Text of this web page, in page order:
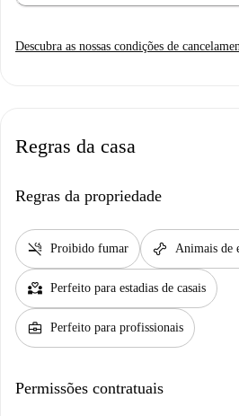
Descubra as nossas condições de
Regras da casa
Regras da propriedade
smoke_free Proibido fumar pet_supplies Animais de
partner_heart Perfeito para estadias de casais
business_center Perfeito para profissionais
Permissões contratuais